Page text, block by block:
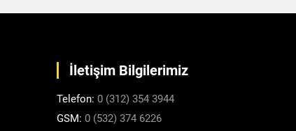
İletişim Bilgilerimiz
Telefon: 0 (312) 354 3944
GSM: 0 (532) 374 6226